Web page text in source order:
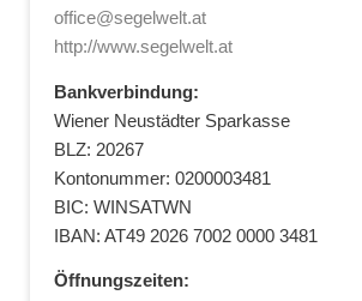
office@segelwelt.at
http://www.segelwelt.at
Bankverbindung:
Wiener Neustädter Sparkasse
BLZ: 20267
Kontonummer: 0200003481
BIC: WINSATWN
IBAN: AT49 2026 7002 0000 3481
Öffnungszeiten: